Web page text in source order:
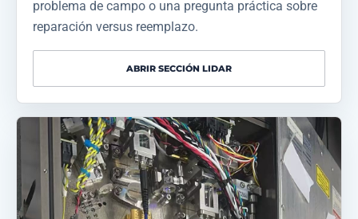
problema de campo o una pregunta práctica sobre
reparación versus reemplazo.
ABRIR SECCIÓN LIDAR